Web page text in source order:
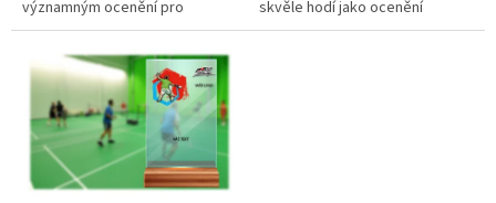
významným ocenění pro
každého šampiona.
skvěle hodí jako ocenění
pro vítěze badmintonových